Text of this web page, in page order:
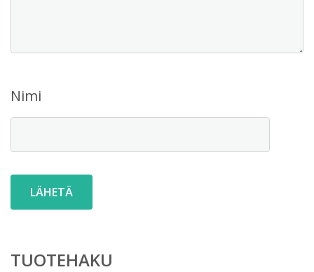
Nimi
TUOTEHAKU